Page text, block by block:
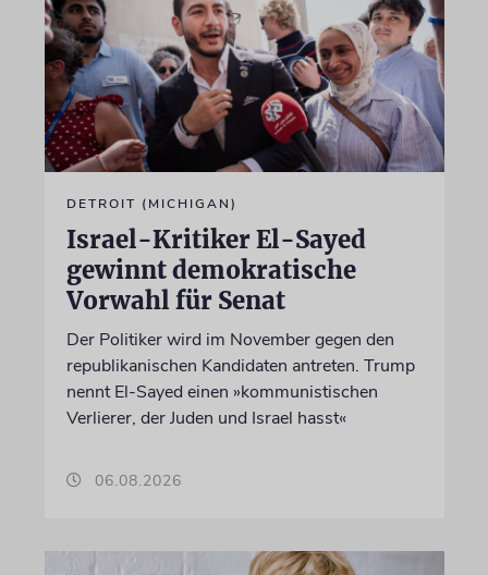
DETROIT (MICHIGAN)
Israel-Kritiker El-Sayed
gewinnt demokratische
Vorwahl für Senat
Der Politiker wird im November gegen den
republikanischen Kandidaten antreten. Trump
nennt El-Sayed einen »kommunistischen
Verlierer, der Juden und Israel hasst«
06.08.2026